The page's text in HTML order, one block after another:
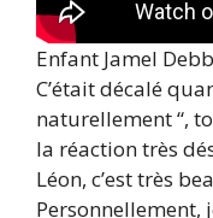
Enfant Jamel
C’était décalé
naturellement “,
la réaction très
Léon, c’est très
Personnellement,